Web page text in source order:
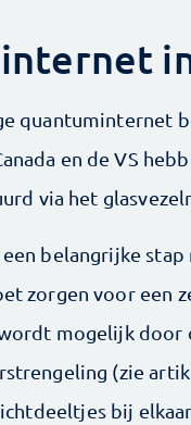
quantuminternet
en de VS
via het
belangrijke
zorgen voor een
mogelijk
(zie
bij